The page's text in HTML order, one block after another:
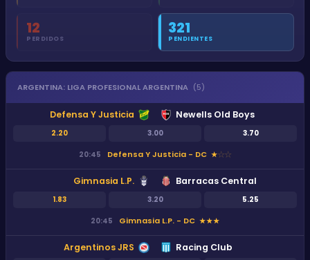
12
PERDIDOS
321
PENDIENTES
ARGENTINA: LIGA PROFESIONAL ARGENTINA (5)
Defensa Y Justicia
2.20 3.00 3.70
Newells Old Boys
20:45 Defensa Y Justicia - DC ★★★
Gimnasia L.P.
1.83 3.20 5.25
Barracas Central
20:45 Gimnasia L.P. - DC ★★★
Argentinos JRS Racing Club